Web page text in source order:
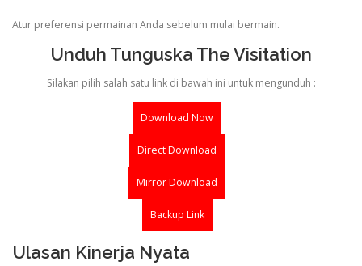
Atur preferensi permainan Anda sebelum mulai bermain.
Unduh Tunguska The Visitation
Silakan pilih salah satu link di bawah ini untuk mengunduh :
Download Now
Direct Download
Mirror Download
Backup Link
Ulasan Kinerja Nyata